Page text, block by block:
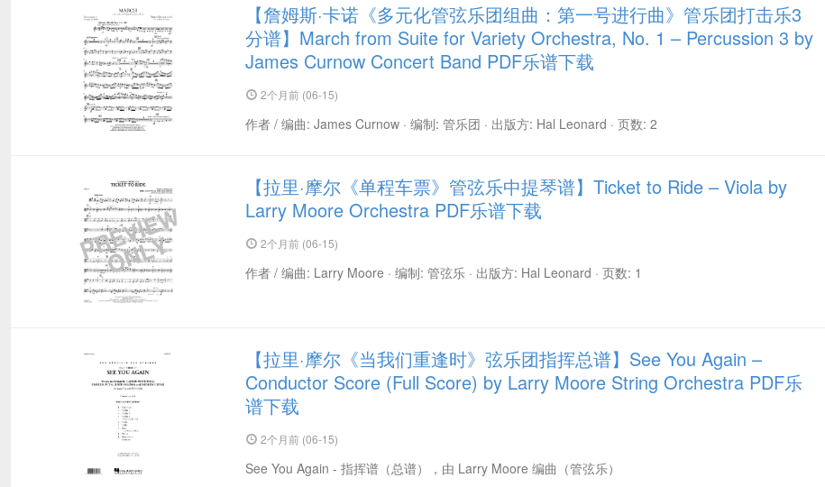
【詹姆斯·卡诺《多元化管弦乐团组曲：第一号进行曲》管乐团打击乐3
分谱】March from Suite for Variety Orchestra, No. 1 – Percussion 3 by
James Curnow Concert Band PDF乐谱下载
2个月前 (06-15)
作者 / 编曲: James Curnow · 编制: 管乐团 · 出版方: Hal Leonard · 页数: 2
【拉里·摩尔《单程车票》管弦乐中提琴谱】Ticket to Ride – Viola by
Larry Moore Orchestra PDF乐谱下载
2个月前 (06-15)
作者 / 编曲: Larry Moore · 编制: 管弦乐 · 出版方: Hal Leonard · 页数: 1
【拉里·摩尔《当我们重逢时》弦乐团指挥总谱】See You Again –
Conductor Score (Full Score) by Larry Moore String Orchestra PDF乐
谱下载
2个月前 (06-15)
See You Again - 指挥谱（总谱），由 Larry Moore 编曲（管弦乐）